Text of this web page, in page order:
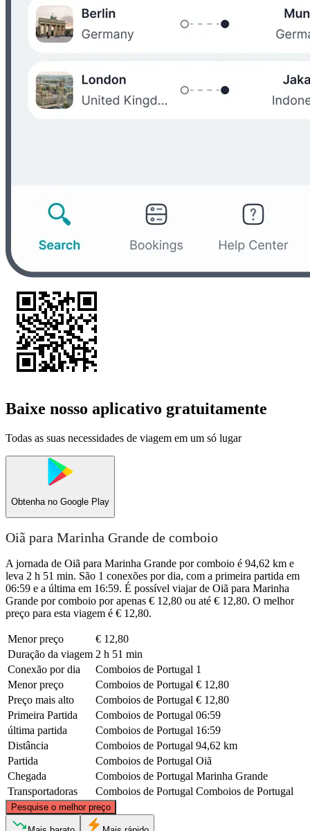
Baixe nosso aplicativo gratuitamente
Todas as suas necessidades de viagem em um só lugar
Obtenha no Google Play
Oiã para Marinha Grande de comboio
A jornada de Oiã para Marinha Grande por comboio é 94,62 km e
leva 2 h 51 min. São 1 conexões por dia, com a primeira partida em
06:59 e a última em 16:59. É possível viajar de Oiã para Marinha
Grande por comboio por apenas € 12,80 ou até € 12,80. O melhor
preço para esta viagem é € 12,80.
Menor preço
€ 12,80
Duração da viagem 2 h 51 min
Conexão por dia
Comboios de Portugal 1
Menor preço
Comboios de Portugal € 12,80
Preço mais alto
Comboios de Portugal € 12,80
Primeira Partida
Comboios de Portugal 06:59
última partida
Comboios de Portugal 16:59
Distância
Comboios de Portugal 94,62 km
Partida
Comboios de Portugal Oiã
Chegada
Comboios de Portugal Marinha Grande
Transportadoras
Comboios de Portugal Comboios de Portugal
Pesquise o melhor preço
©CARTO, ©OpenStreetMap contributors